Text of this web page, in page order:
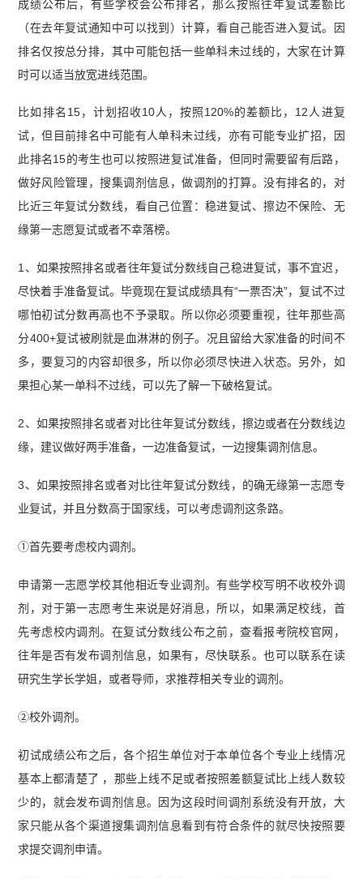
成绩公布后，有些学校会公布排名，那么按照往年复试差额比
（在去年复试通知中可以找到）计算，看自己能否进入复试。因
排名仅按总分排，其中可能包括一些单科未过线的，大家在计算
时可以适当放宽进线范围。
比如排名15，计划招收10人，按照120%的差额比，12人进复
试，但目前排名中可能有人单科未过线，亦有可能专业扩招，因
此排名15的考生也可以按照进复试准备，但同时需要留有后路，
做好风险管理，搜集调剂信息，做调剂的打算。没有排名的，对
比近三年复试分数线，看自己位置：稳进复试、擦边不保险、无
缘第一志愿复试或者不幸落榜。
1、如果按照排名或者往年复试分数线自己稳进复试，事不宜迟，
尽快着手准备复试。毕竟现在复试成绩具有“一票否决”，复试不过
哪怕初试分数再高也不予录取。所以你必须要重视，往年那些高
分400+复试被刷就是血淋淋的例子。况且留给大家准备的时间不
多，要复习的内容却很多，所以你必须尽快进入状态。另外，如
果担心某一单科不过线，可以先了解一下破格复试。
2、如果按照排名或者对比往年复试分数线，擦边或者在分数线边
缘，建议做好两手准备，一边准备复试，一边搜集调剂信息。
3、如果按照排名或者对比往年复试分数线，的确无缘第一志愿专
业复试，并且分数高于国家线，可以考虑调剂这条路。
①首先要考虑校内调剂。
申请第一志愿学校其他相近专业调剂。有些学校写明不收校外调
剂，对于第一志愿考生来说是好消息，所以，如果满足校线，首
先考虑校内调剂。在复试分数线公布之前，查看报考院校官网，
往年是否有发布调剂信息，如果有，尽快联系。也可以联系在读
研究生学长学姐，或者导师，求推荐相关专业的调剂。
②校外调剂。
初试成绩公布之后，各个招生单位对于本单位各个专业上线情况
基本上都清楚了 ，那些上线不足或者按照差额复试比上线人数较
少的，就会发布调剂信息。因为这段时间调剂系统没有开放，大
家只能从各个渠道搜集调剂信息看到有符合条件的就尽快按照要
求提交调剂申请。